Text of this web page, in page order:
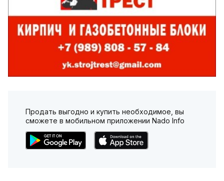
Продать выгодно и купить необходимое, вы
сможете в мобильном приложении Nado Info